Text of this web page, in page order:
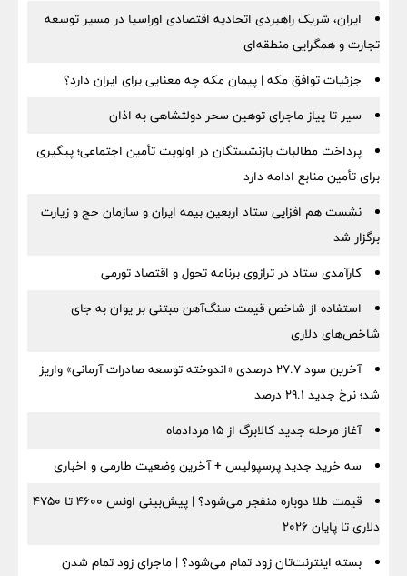
ایران، شریک راهبردی اتحادیه اقتصادی اوراسیا در مسیر توسعه
تجارت و همگرایی منطقه‌ای
جزئیات توافق مکه | پیمان مکه چه معنایی برای ایران دارد؟
سیر تا پیاز ماجرای توهین سحر دولتشاهی به اذان
پرداخت مطالبات بازنشستگان در اولویت تأمین اجتماعی؛ پیگیری
برای تأمین منابع ادامه دارد
نشست هم افزایی ستاد اربعین بیمه ایران و سازمان حج و زیارت
برگزار شد
کارآمدی ستاد در ترازوی برنامه تحول و اقتصاد تورمی
استفاده از شاخص قیمت سنگ‌آهن مبتنی بر یوان به جای
شاخص‌های دلاری
آخرین سود ۲۷.۷ درصدی «اندوخته توسعه صادرات آرمانی» واریز
شد؛ نرخ جدید ۲۹.۱ درصد
آغاز مرحله جدید کالابرگ از ۱۵ مردادماه
سه خرید جدید پرسپولیس + آخرین وضعیت طارمی و اخباری
قیمت طلا دوباره منفجر می‌شود؟ | پیش‌بینی اونس ۴۶۰۰ تا ۴۷۵۰
دلاری تا پایان ۲۰۲۶
بسته اینترنت‌تان زود تمام می‌شود؟ | ماجرای زود تمام شدن